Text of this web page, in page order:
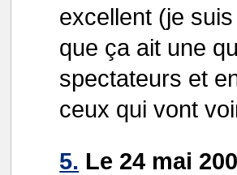
excellent (je
que ça ait une
spectateurs et
ceux qui vont
5. Le 24 mai